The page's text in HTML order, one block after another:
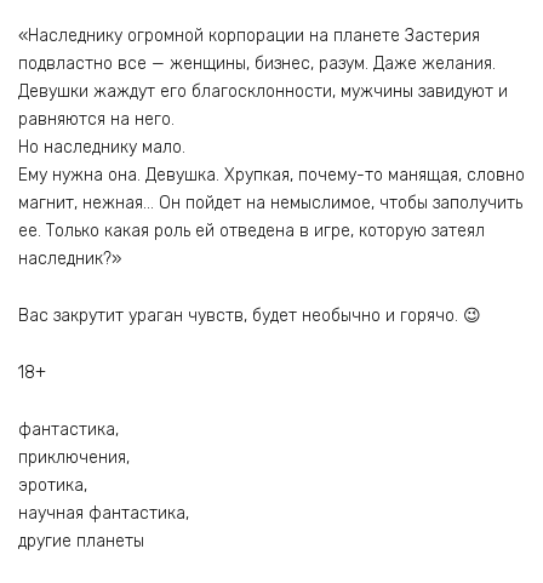
«Наследнику огромной корпорации на планете Застерия
подвластно все — женщины, бизнес, разум. Даже желания.
Девушки жаждут его благосклонности, мужчины завидуют и
равняются на него.
Но наследнику мало.
Ему нужна она. Девушка. Хрупкая, почему-то манящая, словно
магнит, нежная… Он пойдет на немыслимое, чтобы заполучить
ее. Только какая роль ей отведена в игре, которую затеял
наследник?»
Вас закрутит ураган чувств, будет необычно и горячо. 😉
18+
фантастика,
приключения,
эротика,
научная фантастика,
другие планеты